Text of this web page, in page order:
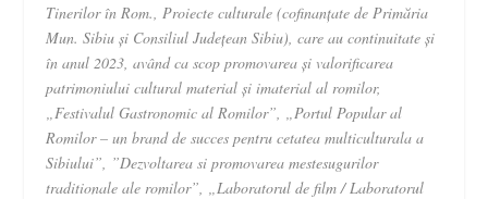
Tinerilor în Rom., Proiecte culturale (cofinanțate de Primăria
Mun. Sibiu și Consiliul Județean Sibiu), care au continuitate și
în anul 2023, având ca scop promovarea și valorificarea
patrimoniului cultural material și imaterial al romilor,
„Festivalul Gastronomic al Romilor”, „Portul Popular al
Romilor – un brand de succes pentru cetatea multiculturala a
Sibiului”, ”Dezvoltarea si promovarea mestesugurilor
traditionale ale romilor”, „Laboratorul de film / Laboratorul